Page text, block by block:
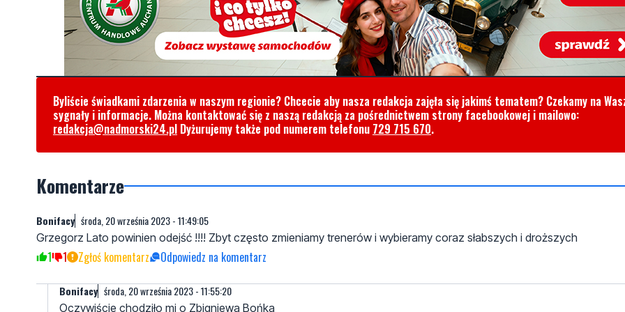
Byliście świadkami zdarzenia w naszym regionie? Chcecie aby nasza redakcja zajęła się jakimś tematem? Czekamy na
sygnały i informacje. Można kontaktować się z naszą redakcją za pośrednictwem strony facebookowej i mailowo:
redakcja@nadmorski24.pl Dyżurujemy także pod numerem telefonu 729 715 670.
Komentarze
Bonifacy środa, 20 września 2023 - 11:49:05
Grzegorz Lato powinien odejść !!!! Zbyt często zmieniamy trenerów i wybieramy coraz słabszych i droższych
1 1 Zgłoś komentarz Odpowiedz na komentarz
Bonifacy środa, 20 września 2023 - 11:55:20
Oczywiście chodziło mi o Zbigniewa Bońka